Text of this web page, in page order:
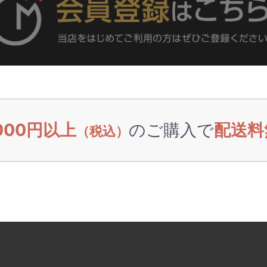
円以上 （税込） のご購入で配送